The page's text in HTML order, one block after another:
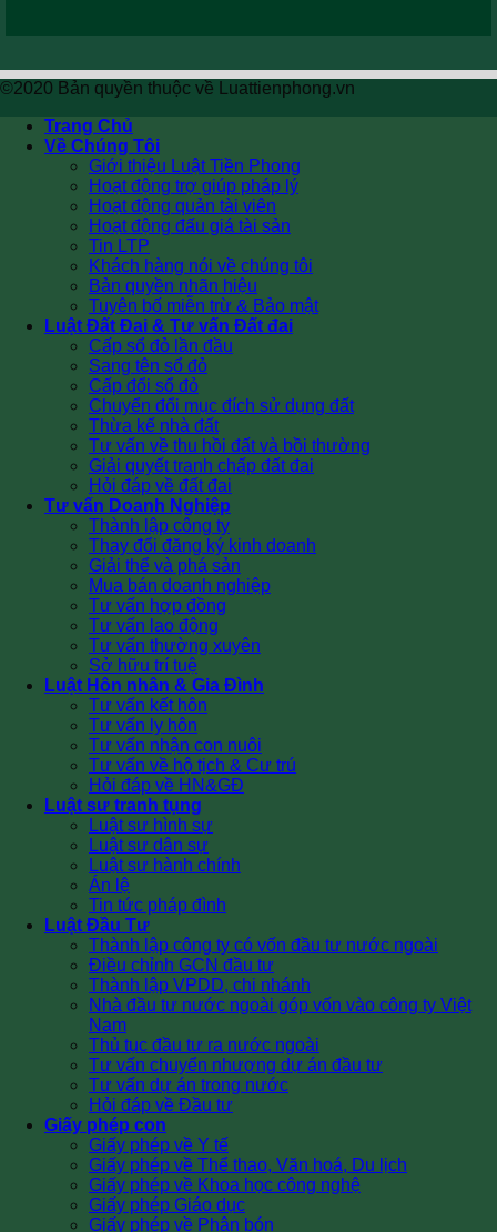
©2020 Bản quyền thuộc về Luattienphong.vn
Trang Chủ
Về Chúng Tôi
Giới thiệu Luật Tiền Phong
Hoạt động trợ giúp pháp lý
Hoạt động quản tài viên
Hoạt động đấu giá tài sản
Tin LTP
Khách hàng nói về chúng tôi
Bản quyền nhãn hiệu
Tuyên bố miễn trừ & Bảo mật
Luật Đất Đai & Tư vấn Đất đai
Cấp sổ đỏ lần đầu
Sang tên sổ đỏ
Cấp đổi sổ đỏ
Chuyển đổi mục đích sử dụng đất
Thừa kế nhà đất
Tư vấn về thu hồi đất và bồi thường
Giải quyết tranh chấp đất đai
Hỏi đáp về đất đai
Tư vấn Doanh Nghiệp
Thành lập công ty
Thay đổi đăng ký kinh doanh
Giải thể và phá sản
Mua bán doanh nghiệp
Tư vấn hợp đồng
Tư vấn lao động
Tư vấn thường xuyên
Sở hữu trí tuệ
Luật Hôn nhân & Gia Đình
Tư vấn kết hôn
Tư vấn ly hôn
Tư vấn nhận con nuôi
Tư vấn về hộ tịch & Cư trú
Hỏi đáp về HN&GĐ
Luật sư tranh tụng
Luật sư hình sự
Luật sư dân sự
Luật sư hành chính
Án lệ
Tin tức pháp đình
Luật Đầu Tư
Thành lập công ty có vốn đầu tư nước ngoài
Điều chỉnh GCN đầu tư
Thành lập VPDD, chi nhánh
Nhà đầu tư nước ngoài góp vốn vào công ty Việt
Nam
Thủ tục đầu tư ra nước ngoài
Tư vấn chuyển nhượng dự án đầu tư
Tư vấn dự án trong nước
Hỏi đáp về Đầu tư
Giấy phép con
Giấy phép về Y tế
Giấy phép về Thể thao, Văn hoá, Du lịch
Giấy phép về Khoa học công nghệ
Giấy phép Giáo dục
Giấy phép về Phân bón